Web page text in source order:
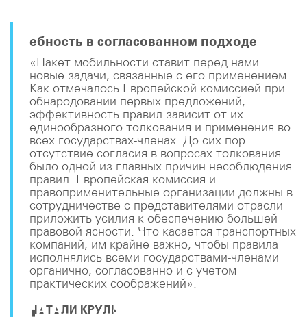
ебность в согласованном подходе
«Пакет мобильности ставит перед нами
новые задачи, связанные с его применением.
Как отмечалось Европейской комиссией при
обнародовании первых предложений,
эффективность правил зависит от их
единообразного толкования и применения во
всех государствах-членах. До сих пор
отсутствие согласия в вопросах толкования
было одной из главных причин несоблюдения
правил. Европейская комиссия и
правоприменительные организации должны в
сотрудничестве с представителями отрасли
приложить усилия к обеспечению большей
правовой ясности. Что касается транспортных
компаний, им крайне важно, чтобы правила
исполнялись всеми государствами-членами
органично, согласованно и с учетом
практических соображений».
НАТАЛИ КРУЛЬ